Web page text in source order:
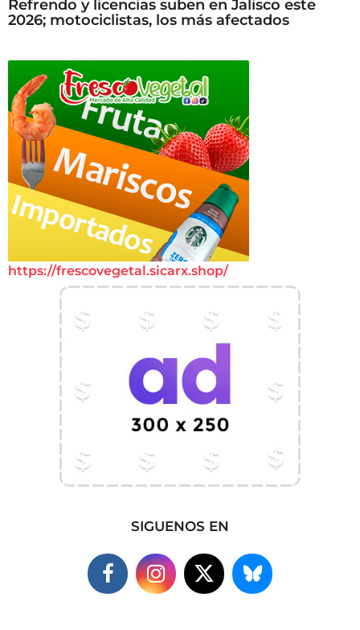
Refrendo y licencias suben en Jalisco este
2026; motociclistas, los más afectados
https://frescovegetal.sicarx.shop/
SIGUENOS EN